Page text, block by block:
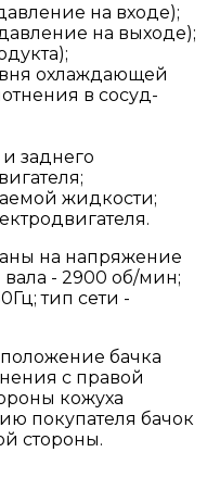
на входе);
на выходе);
охлаждающей
в сосуд-
заднего
жидкости;
на напряжение
вала - 2900 об/мин;
тип сети -
бачка
с правой
кожуха
покупателя бачок
стороны.